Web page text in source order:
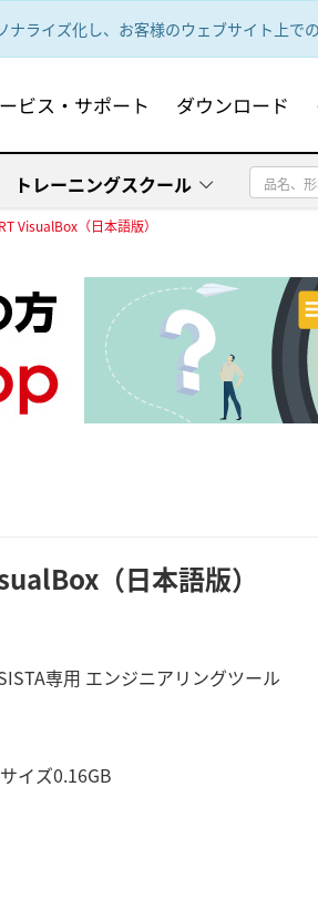
ライズ化し、お客様のウェブサイト上で
ビス・サポート ダウンロード
トレーニングスクール
VisualBox（日本語版）
（日本語版）
専用 エンジニアリングツール
イズ0.16GB